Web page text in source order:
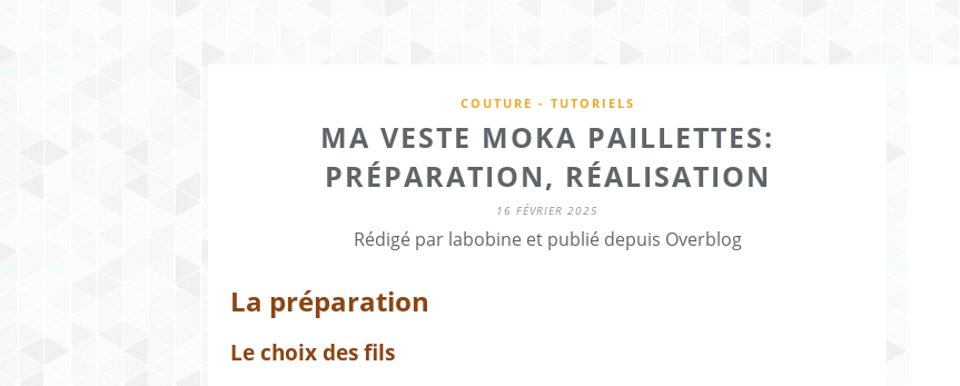
COUTURE - TUTORIELS
MA VESTE MOKA PAILLETTES:
PRÉPARATION, RÉALISATION
16 FÉVRIER 2025
Rédigé par labobine et publié depuis Overblog
La préparation
Le choix des fils